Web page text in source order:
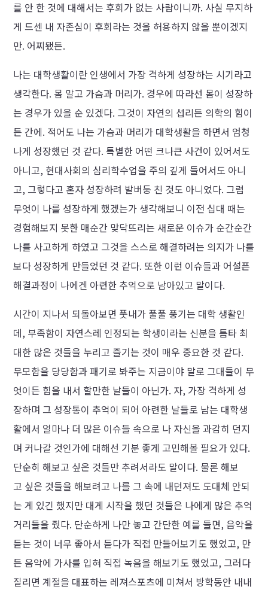
를 안 한 것에 대해서는 후회가 없는 사람이니까. 사실 무지하
게 드센 내 자존심이 후회라는 것을 허용하지 않을 뿐이겠지
만. 어찌됐든.
나는 대학생활이란 인생에서 가장 격하게 성장하는 시기라고
생각한다. 몸 말고 가슴과 머리가. 경우에 따라선 몸이 성장하
는 경우가 있을 순 있겠다. 그것이 자연의 섭리든 의학의 힘이
든 간에. 적어도 나는 가슴과 머리가 대학생활을 하면서 엄청
나게 성장했던 것 같다. 특별한 어떤 크나큰 사건이 있어서도
아니고, 현대사회의 심리학수업을 주의 깊게 들어서도 아니
고, 그렇다고 혼자 성장하려 발버둥 친 것도 아니었다. 그럼
무엇이 나를 성장하게 했겠는가 생각해보니 이전 십대 때는
경험해보지 못한 매순간 맞닥뜨리는 새로운 이슈가 순간순간
나를 사고하게 하였고 그것을 스스로 해결하려는 의지가 나를
보다 성장하게 만들었던 것 같다. 또한 이런 이슈들과 어설픈
해결과정이 나에겐 아련한 추억으로 남아있고 말이다.
시간이 지나서 되돌아보면 풋내가 풀풀 풍기는 대학 생활인
데, 부족함이 자연스레 인정되는 학생이라는 신분을 틈타 최
대한 많은 것들을 누리고 즐기는 것이 매우 중요한 것 같다.
무모함을 당당함과 패기로 봐주는 지금이야 말로 그대들이 무
엇이든 힘을 내서 할만한 날들이 아닌가. 자, 가장 격하게 성
장하며 그 성장통이 추억이 되어 아련한 날들로 남는 대학생
활에서 얼마나 더 많은 이슈들 속으로 나 자신을 과감히 던지
며 커나갈 것인가에 대해선 기분 좋게 고민해볼 필요가 있다.
단순히 해보고 싶은 것들만 추려서라도 말이다. 물론 해보
고 싶은 것들을 해보려고 나를 그 속에 내던져도 도대체 안되
는 게 있긴 했지만 대게 시작을 했던 것들은 나에게 많은 추억
거리들을 줬다. 단순하게 나만 놓고 간단한 예를 들면, 음악을
듣는 것이 너무 좋아서 듣다가 직접 만들어보기도 했었고, 만
든 음악에 가사를 입혀 직접 녹음을 해보기도 했었고, 그러다
질리면 계절을 대표하는 레져스포츠에 미쳐서 방학동안 내내